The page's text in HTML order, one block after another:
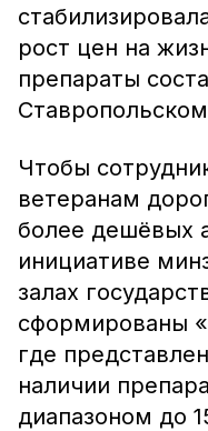
рост цен на
препараты
Чтобы
ветеранам
более дешёвых
инициативе
залах
сформированы
где
наличии
диапазоном до